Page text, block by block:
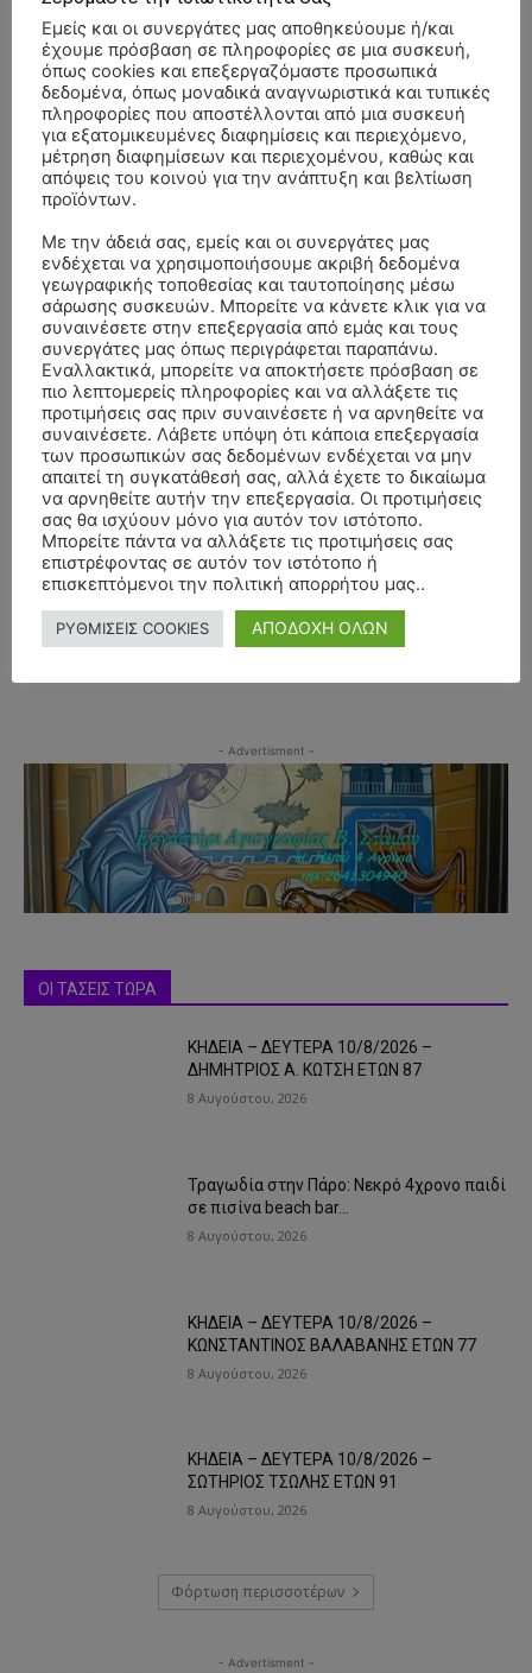
- Advertisment -
- Advertisment -
ΟΙ ΤΑΣΕΙΣ ΤΩΡΑ
ΚΗΔΕΙΑ – ΔΕΥΤΕΡΑ 10/8/2026 –
ΔΗΜΗΤΡΙΟΣ Α. ΚΩΤΣΗ ΕΤΩΝ 87
8 Αυγούστου, 2026
Τραγωδία στην Πάρο: Νεκρό 4χρονο παιδί
σε πισίνα beach bar…
8 Αυγούστου, 2026
ΚΗΔΕΙΑ – ΔΕΥΤΕΡΑ 10/8/2026 –
ΚΩΝΣΤΑΝΤΙΝΟΣ ΒΑΛΑΒΑΝΗΣ ΕΤΩΝ 77
8 Αυγούστου, 2026
ΚΗΔΕΙΑ – ΔΕΥΤΕΡΑ 10/8/2026 –
ΣΩΤΗΡΙΟΣ ΤΣΩΛΗΣ ΕΤΩΝ 91
8 Αυγούστου, 2026
Φόρτωση περισσοτέρων
- Advertisment -
Εμείς και οι συνεργάτες μας αποθηκεύουμε ή/και
έχουμε πρόσβαση σε πληροφορίες σε μια συσκευή,
όπως cookies και επεξεργαζόμαστε προσωπικά
δεδομένα, όπως μοναδικά αναγνωριστικά και τυπικές
πληροφορίες που αποστέλλονται από μια συσκευή
για εξατομικευμένες διαφημίσεις και περιεχόμενο,
μέτρηση διαφημίσεων και περιεχομένου, καθώς και
απόψεις του κοινού για την ανάπτυξη και βελτίωση
προϊόντων.
Με την άδειά σας, εμείς και οι συνεργάτες μας
ενδέχεται να χρησιμοποιήσουμε ακριβή δεδομένα
γεωγραφικής τοποθεσίας και ταυτοποίησης μέσω
σάρωσης συσκευών. Μπορείτε να κάνετε κλικ για να
συναινέσετε στην επεξεργασία από εμάς και τους
συνεργάτες μας όπως περιγράφεται παραπάνω.
Εναλλακτικά, μπορείτε να αποκτήσετε πρόσβαση σε
πιο λεπτομερείς πληροφορίες και να αλλάξετε τις
προτιμήσεις σας πριν συναινέσετε ή να αρνηθείτε να
συναινέσετε. Λάβετε υπόψη ότι κάποια επεξεργασία
των προσωπικών σας δεδομένων ενδέχεται να μην
απαιτεί τη συγκατάθεσή σας, αλλά έχετε το δικαίωμα
να αρνηθείτε αυτήν την επεξεργασία. Οι προτιμήσεις
σας θα ισχύουν μόνο για αυτόν τον ιστότοπο.
Μπορείτε πάντα να αλλάξετε τις προτιμήσεις σας
επιστρέφοντας σε αυτόν τον ιστότοπο ή
επισκεπτόμενοι την πολιτική απορρήτου μας..
ΡΥΘΜΙΣΕΙΣ COOKIES ΑΠΟΔΟΧΗ ΟΛΩΝ